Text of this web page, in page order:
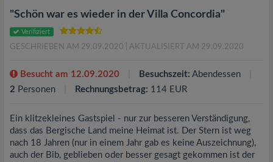
"Schön war es wieder in der Villa Concordia"
Verifiziert
GESCHRIEBEN AM 29.09.2020 | AKTUALISIERT AM 29.09.2020
Besucht am 12.09.2020 Besuchszeit: Abendessen
2 Personen Rechnungsbetrag: 114 EUR
Ein klitzekleines Gastspiel - nur zur besseren Verständigung,
dass das Bergische Land meine Heimat ist. Der Stern ist weg
nach 18 Jahren (nur in einem Jahr gab es keine Auszeichnung),
auch der Bib, geblieben oder besser gesagt gekommen ist der